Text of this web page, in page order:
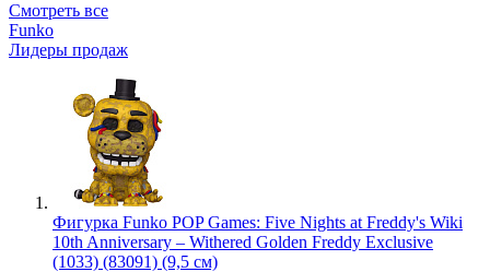
Смотреть все
Funko
Лидеры продаж
Фигурка Funko POP Games: Five Nights at Freddy's Wiki
10th Anniversary – Withered Golden Freddy Exclusive
(1033) (83091) (9,5 см)